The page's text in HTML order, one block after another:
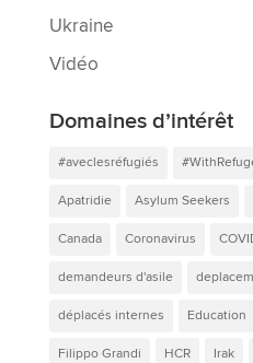
Ukraine
Vidéo
Domaines d’intérêt
#aveclesréfugiés
Apatridie Asylum Seekers
Canada Coronavirus
demandeurs d'asile
déplacés internes Education
Filippo Grandi HCR Irak